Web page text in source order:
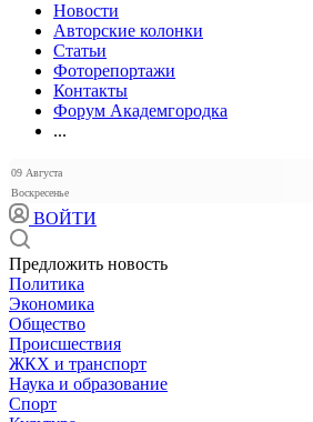
Новости
Авторские колонки
Статьи
Фоторепортажи
Контакты
Форум Академгородка
...
09 Августа
Воскресенье
ВОЙТИ
Предложить новость
Политика
Экономика
Общество
Происшествия
ЖКХ и транспорт
Наука и образование
Спорт